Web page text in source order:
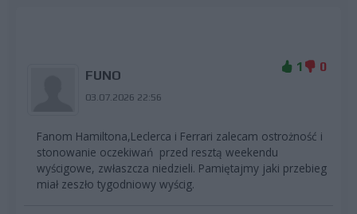
FUNO
03.07.2026 22:56
1 0
Fanom Hamiltona,Leclerca i Ferrari zalecam ostrożność i
stonowanie oczekiwań przed resztą weekendu
wyścigowe, zwłaszcza niedzieli. Pamiętajmy jaki przebieg
miał zeszło tygodniowy wyścig.